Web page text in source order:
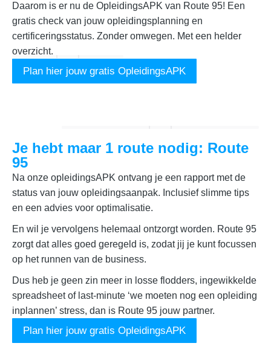
Daarom is er nu de OpleidingsAPK van Route 95! Een
gratis check van jouw opleidingsplanning en
certificeringsstatus. Zonder omwegen. Met een helder
overzicht.
Plan hier jouw gratis OpleidingsAPK
Je hebt maar 1 route nodig: Route
95
Na onze opleidingsAPK ontvang je een rapport met de
status van jouw opleidingsaanpak. Inclusief slimme tips
en een advies voor optimalisatie.
En wil je vervolgens helemaal ontzorgt worden. Route 95
zorgt dat alles goed geregeld is, zodat jij je kunt focussen
op het runnen van de business.
Dus heb je geen zin meer in losse flodders, ingewikkelde
spreadsheet of last-minute ‘we moeten nog een opleiding
inplannen’ stress, dan is Route 95 jouw partner.
Plan hier jouw gratis OpleidingsAPK